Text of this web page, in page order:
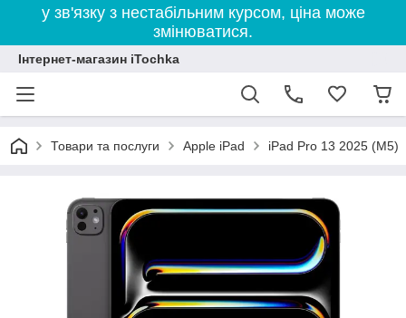
у зв'язку з нестабільним курсом, ціна може
змінюватися.
Інтернет-магазин iTochka
Товари та послуги Apple iPad iPad Pro 13 2025 (M5)